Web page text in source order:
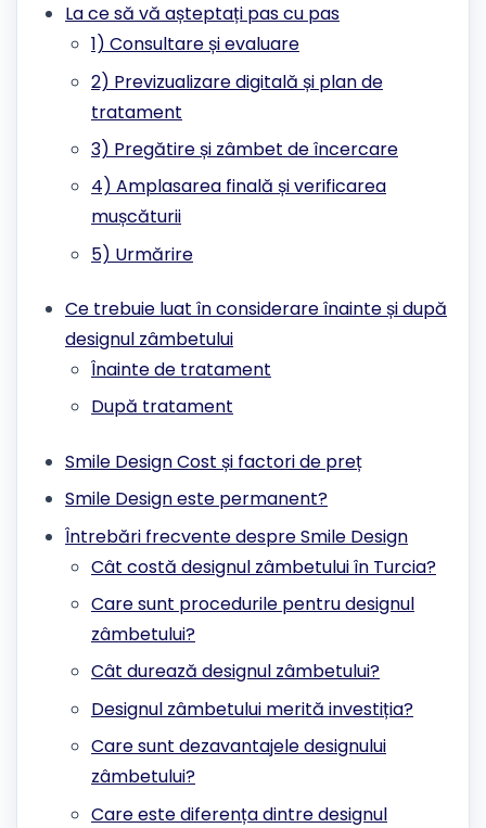
La ce să vă așteptați pas cu pas
1) Consultare și evaluare
2) Previzualizare digitală și plan de
tratament
3) Pregătire și zâmbet de încercare
4) Amplasarea finală și verificarea
mușcăturii
5) Urmărire
Ce trebuie luat în considerare înainte și după
designul zâmbetului
Înainte de tratament
După tratament
Smile Design Cost și factori de preț
Smile Design este permanent?
Întrebări frecvente despre Smile Design
Cât costă designul zâmbetului în Turcia?
Care sunt procedurile pentru designul
zâmbetului?
Cât durează designul zâmbetului?
Designul zâmbetului merită investiția?
Care sunt dezavantajele designului
zâmbetului?
Care este diferența dintre designul